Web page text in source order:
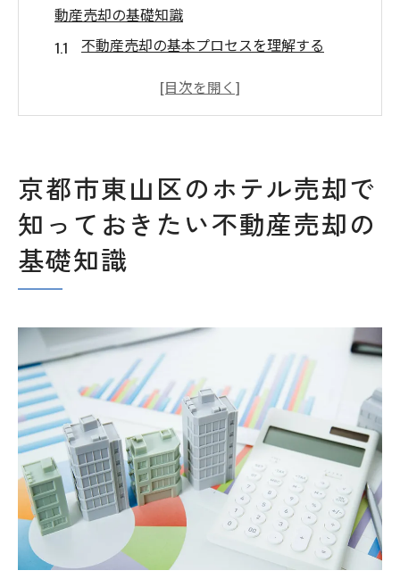
動産売却の基礎知識
不動産売却の基本プロセスを理解する
売却時期の選定と市場のタイミング
売却に際しての税金対策
観光需要を活かした京都市東山区の不動産売却
戦略
観光名所周辺ホテルの価値向上法
地域イベントの活用とプロモーション
インバウンド需要を視野に入れた売却
地域の観光資源を利用した差別化戦略
成功事例から学ぶ京都市東山区でのホテル売却
の秘訣
成功事例に見る効果的な交渉術
売却成功者からの具体的アドバイス
京都市東山区のホテル売却で
知っておきたい不動産売却の
基礎知識